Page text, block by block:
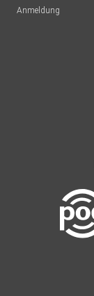
Anmeldung